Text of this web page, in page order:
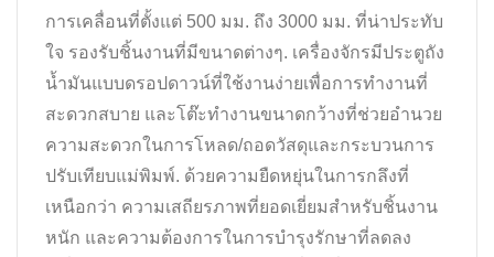
การเคลื่อนที่ตั้งแต่ 500 มม. ถึง 3000 มม. ที่น่าประทับ
ใจ รองรับชิ้นงานที่มีขนาดต่างๆ. เครื่องจักรมีประตูถัง
น้ำมันแบบดรอปดาวน์ที่ใช้งานง่ายเพื่อการทำงานที่
สะดวกสบาย และโต๊ะทำงานขนาดกว้างที่ช่วยอำนวย
ความสะดวกในการโหลด/ถอดวัสดุและกระบวนการ
ปรับเทียบแม่พิมพ์. ด้วยความยืดหยุ่นในการกลึงที่
เหนือกว่า ความเสถียรภาพที่ยอดเยี่ยมสำหรับชิ้นงาน
หนัก และความต้องการในการบำรุงรักษาที่ลดลง